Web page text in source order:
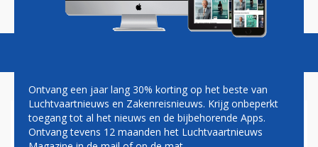
Magazine Podcasts Vacatures
VLOEISTOF
Ontvang een jaar lang 30% korting op het beste van
Luchtvaartnieuws en Zakenreisnieuws. Krijg onbeperkt
toegang tot al het nieuws en de bijbehorende Apps.
Ontvang tevens 12 maanden het Luchtvaartnieuws